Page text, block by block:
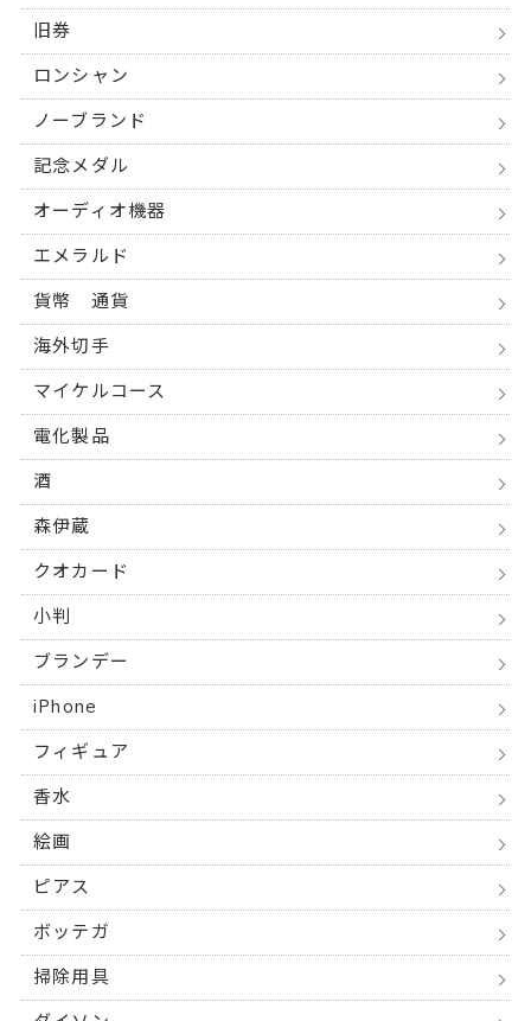
旧券
ロンシャン
ノーブランド
記念メダル
オーディオ機器
エメラルド
貨幣 通貨
海外切手
マイケルコース
電化製品
酒
森伊蔵
クオカード
小判
ブランデー
iPhone
フィギュア
香水
絵画
ピアス
ボッテガ
掃除用具